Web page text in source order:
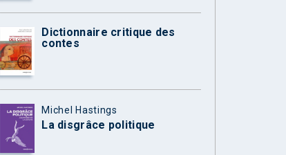
Dictionnaire critique des
contes
Michel Hastings
La disgrâce politique